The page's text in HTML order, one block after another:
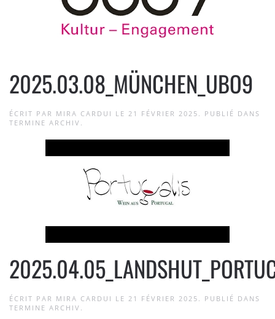
2025.03.08_MÜNCHEN_UBO9
ÉCRIT PAR MIRA CARDUI LE 21 FÉVRIER 2025 . PUBLIÉ DANS
TERMINE ARCHIV .
ÉCRIT PAR MIRA CARDUI LE 21 FÉVRIER 2025 . PUBLIÉ DANS
TERMINE ARCHIV .